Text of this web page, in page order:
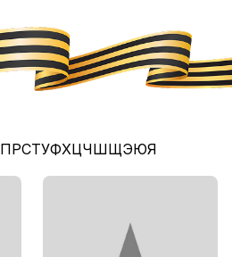
ПРСТУФХЦЧШЩЭЮЯ